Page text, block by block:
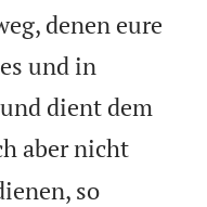
denen eure
und in
dient dem
aber nicht
so